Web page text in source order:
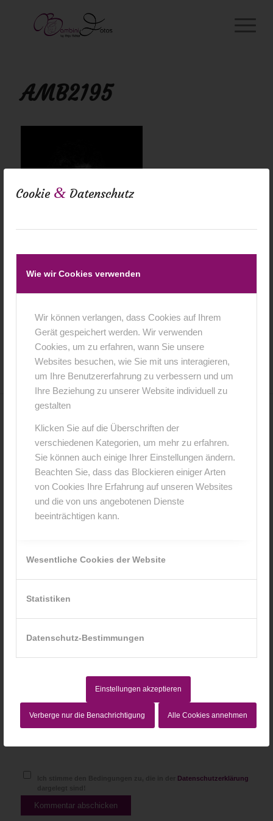
Cookie & Datenschutz
Wie wir Cookies verwenden
Wir können verlangen, dass Cookies auf Ihrem
Gerät gespeichert werden. Wir verwenden
Cookies, um zu erfahren, wann Sie unsere
Websites besuchen, wie Sie mit uns interagieren,
um Ihre Benutzererfahrung zu verbessern und um
Ihre Beziehung zu unserer Website individuell zu
gestalten
Klicken Sie auf die Überschriften der
verschiedenen Kategorien, um mehr zu erfahren.
Sie können auch einige Ihrer Einstellungen ändern.
Beachten Sie, dass das Blockieren einiger Arten
von Cookies Ihre Erfahrung auf unseren Websites
und die von uns angebotenen Dienste
beeinträchtigen kann.
Wesentliche Cookies der Website
Statistiken
Datenschutz-Bestimmungen
Einstellungen akzeptieren
Verberge nur die Benachrichtigung Alle Cookies annehmen
AMB2195
21. August 2015 / 0 Kommentare / vonJoerg
0
Hinterlasse einen Kommentar
An der Diskussion beteiligen?
Hinterlasse uns deinen Kommentar!
E-Mail-Adresse*
Website
Datenschutzerklärung